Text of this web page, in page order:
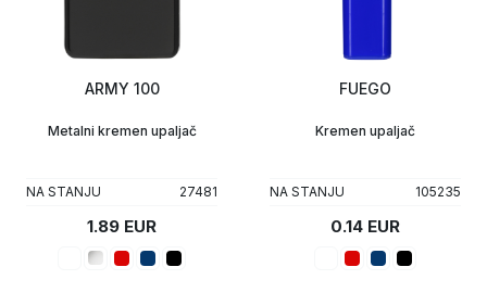
ARMY 100
Metalni kremen upaljač
NA STANJU 27481
1.89 EUR
FUEGO
Kremen upaljač
NA STANJU 105235
0.14 EUR